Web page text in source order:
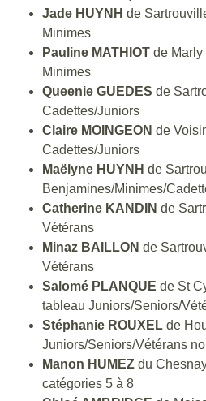
Jade HUYNH de
Minimes
Pauline MATHIOT de Marly
Minimes
Queenie GUEDES de
Cadettes/Juniors
Claire MOINGEON de
Cadettes/Juniors
Maëlyne HUYNH de
Benjamines/Minimes/
Catherine KANDIN de
Vétérans
Minaz BAILLON de
Vétérans
Salomé PLANQUE de St
tableau Juniors/Seniors/
Stéphanie ROUXEL de
Juniors/Seniors/Vétérans
Manon HUMEZ du
catégories 5 à 8